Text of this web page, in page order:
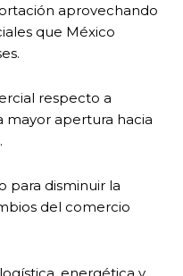
aprovechando
que México
respecto a
mayor apertura hacia
para disminuir la
del comercio